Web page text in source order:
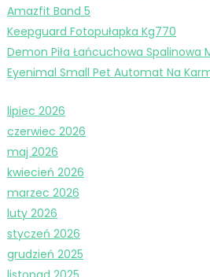
Amazfit Band 5
Keepguard Fotopułapka Kg770
Demon Piła Łańcuchowa Spalinowa
Eyenimal Small Pet Automat Na
lipiec 2026
czerwiec 2026
maj 2026
kwiecień 2026
marzec 2026
luty 2026
styczeń 2026
grudzień 2025